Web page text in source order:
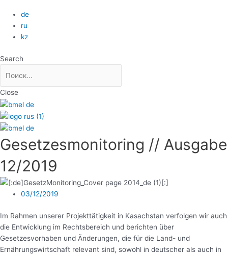
de
ru
kz
Search
Close
Gesetzesmonitoring // Ausgabe
12/2019
03/12/2019
Im Rahmen unserer Projekttätigkeit in Kasachstan verfolgen wir auch
die Entwicklung im Rechtsbereich und berichten über
Gesetzesvorhaben und Änderungen, die für die Land- und
Ernährungswirtschaft relevant sind, sowohl in deutscher als auch in